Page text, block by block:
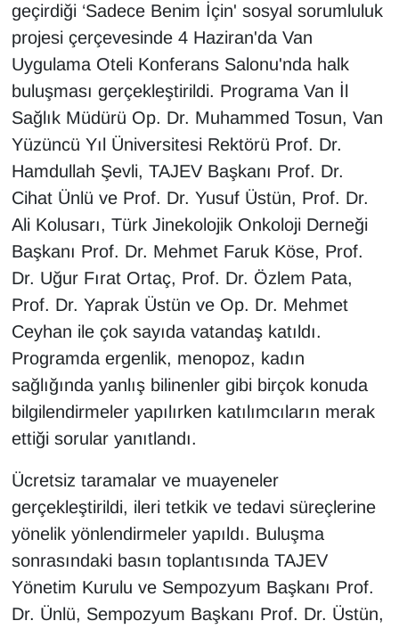
geçirdiği ‘Sadece Benim İçin' sosyal sorumluluk
projesi çerçevesinde 4 Haziran'da Van
Uygulama Oteli Konferans Salonu'nda halk
buluşması gerçekleştirildi. Programa Van İl
Sağlık Müdürü Op. Dr. Muhammed Tosun, Van
Yüzüncü Yıl Üniversitesi Rektörü Prof. Dr.
Hamdullah Şevli, TAJEV Başkanı Prof. Dr.
Cihat Ünlü ve Prof. Dr. Yusuf Üstün, Prof. Dr.
Ali Kolusarı, Türk Jinekolojik Onkoloji Derneği
Başkanı Prof. Dr. Mehmet Faruk Köse, Prof.
Dr. Uğur Fırat Ortaç, Prof. Dr. Özlem Pata,
Prof. Dr. Yaprak Üstün ve Op. Dr. Mehmet
Ceyhan ile çok sayıda vatandaş katıldı.
Programda ergenlik, menopoz, kadın
sağlığında yanlış bilinenler gibi birçok konuda
bilgilendirmeler yapılırken katılımcıların merak
ettiği sorular yanıtlandı.
Ücretsiz taramalar ve muayeneler
gerçekleştirildi, ileri tetkik ve tedavi süreçlerine
yönelik yönlendirmeler yapıldı. Buluşma
sonrasındaki basın toplantısında TAJEV
Yönetim Kurulu ve Sempozyum Başkanı Prof.
Dr. Ünlü, Sempozyum Başkanı Prof. Dr. Üstün,
Sinema - TV
SİYASET
SPOR
TEBRİK
TEKNOLOJİ
Turizm
VAN'DA SPOR
Vasıta
YAŞAM
YEREL